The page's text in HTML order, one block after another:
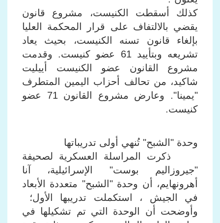
كذلك أسقطت الكنيست، مشروع قانون
يقضي بالالتفاف على قرار المحكمة العليا
بإلغاء قانون تسنه الكنيست، بحيث يعاد
تشريعه وبتأييد 61 عضو كنيست. وقدمت
مشروع القانون عضو الكنيست أييليت
شاكيد، من تحالف أحزاب اليمين المتطرف
"يمينا". وعارض مشروع القانون 71 عضو
كنيست.
وحدة "الشبح" تُنهي أولى تدريباتها
ذكرت المراسلة العسكرية لصحيفة
"جيروزاليم بوست" الإسرائيلية، آنا
أهرونهايم، أن وحدة "الشبح" متعددة الأبعاد
في الجيش ، استكملت تدريبها الأول؛
وأوضحت أن الوحدة التي تم تشكيلها في